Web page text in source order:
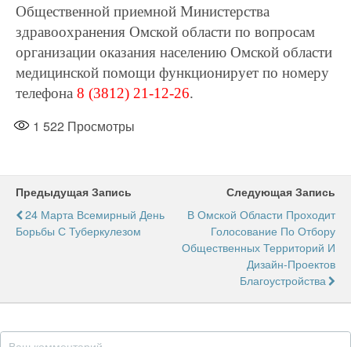
Общественной приемной Министерства
здравоохранения Омской области по вопросам
организации оказания населению Омской области
медицинской помощи функционирует по номеру
телефона 8 (3812) 21-12-26.
1 522 Просмотры
Предыдущая Запись
24 Марта Всемирный День
Борьбы С Туберкулезом
Следующая Запись
В Омской Области Проходит
Голосование По Отбору
Общественных Территорий И
Дизайн-Проектов
Благоустройства